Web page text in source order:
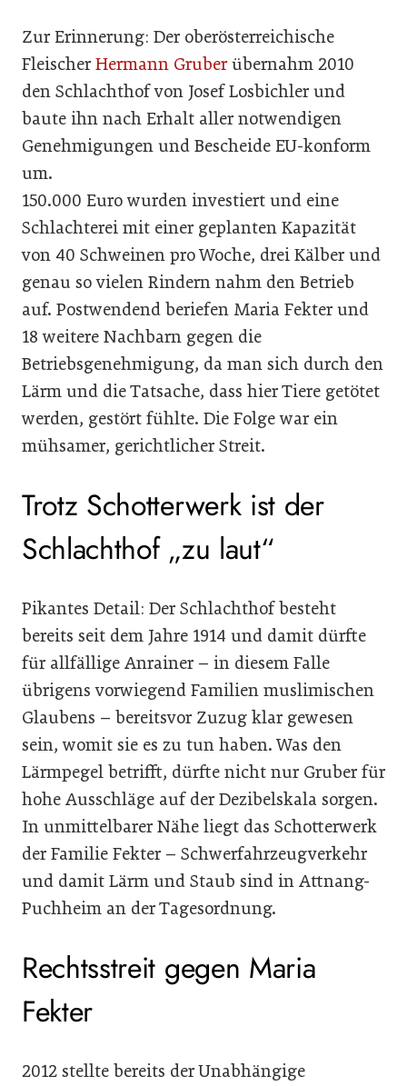
Zur Erinnerung: Der oberösterreichische
Fleischer Hermann Gruberübernahm 2010
den Schlachthof von Josef Losbichler und
baute ihn nach Erhalt aller notwendigen
Genehmigungen und Bescheide EU-konform
um.
150.000 Euro wurden investiert und eine
Schlachterei mit einer geplanten Kapazität
von 40 Schweinen pro Woche, drei Kälber und
genau so vielen Rindern nahm den Betrieb
auf. Postwendend beriefen Maria Fekter und
18 weitere Nachbarn gegen die
Betriebsgenehmigung, da man sich durch den
Lärm und die Tatsache, dass hier Tiere getötet
werden, gestört fühlte. Die Folge war ein
mühsamer, gerichtlicher Streit.
Trotz Schotterwerk ist der
Schlachthof „zu laut“
Pikantes Detail: Der Schlachthof besteht
bereits seit dem Jahre 1914 und damit dürfte
für allfällige Anrainer – in diesem Falle
übrigens vorwiegend Familien muslimischen
Glaubens – bereitsvor Zuzug klar gewesen
sein, womit sie es zu tun haben. Was den
Lärmpegel betrifft, dürfte nicht nur Gruber für
hohe Ausschläge auf der Dezibelskala sorgen.
In unmittelbarer Nähe liegt das Schotterwerk
der Familie Fekter – Schwerfahrzeugverkehr
und damit Lärm und Staub sind in Attnang-
Puchheim an der Tagesordnung.
Rechtsstreit gegen Maria
Fekter
2012 stellte bereits der Unabhängige